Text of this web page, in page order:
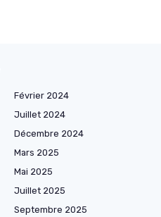
Février 2024
Juillet 2024
Décembre 2024
Mars 2025
Mai 2025
Juillet 2025
Septembre 2025